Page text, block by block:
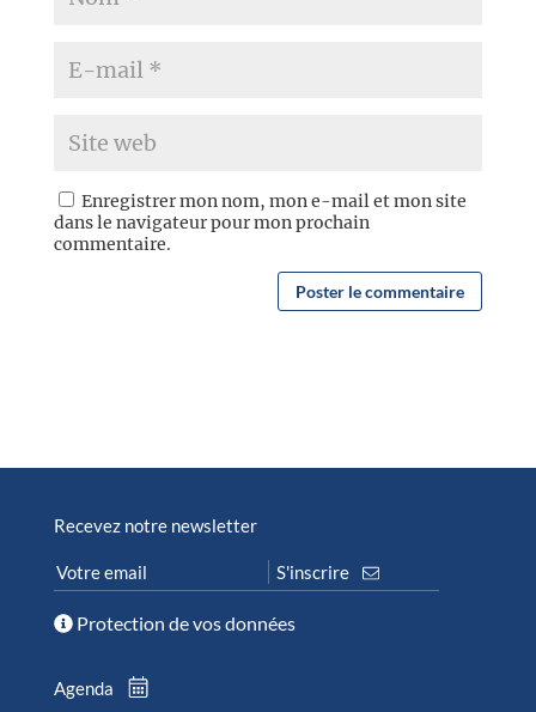
Enregistrer mon nom, mon e-mail et mon site
dans le navigateur pour mon prochain
commentaire.
Recevez notre newsletter
Protection de vos données
Agenda